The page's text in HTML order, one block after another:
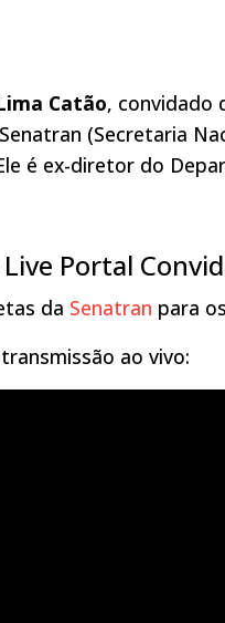
Catão, convidado
(Secretaria
é ex-diretor do
Portal
da Senatran para
ao vivo: